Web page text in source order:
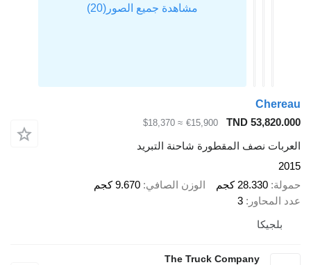
TND
€15,900
≈ $18,370
نصف المقطورة شاحنة التبريد
28.330 كجم الوزن الصافي 9.670 كجم
المحاور 3
بلجيكا
The Truck Company